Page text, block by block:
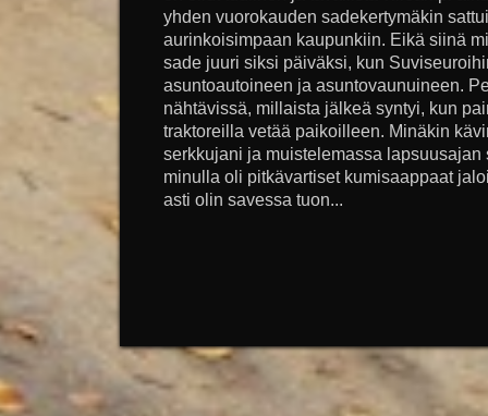
yhden vuorokauden sadekertymäkin
aurinkoisimpaan kaupunkiin. Eikä siinä
sade juuri siksi päiväksi, kun
asuntoautoineen ja asuntovaunuineen.
nähtävissä, millaista jälkeä syntyi, kun
traktoreilla vetää paikoilleen. Minäkin
serkkujani ja muistelemassa
minulla oli pitkävartiset kumisaappaat
asti olin savessa tuon...